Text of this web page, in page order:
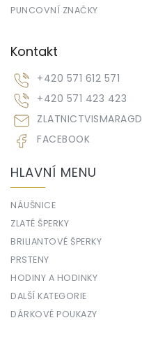
PUNCOVNÍ ZNAČKY
Kontakt
ZLATNICTVISMARAGD
+420 571 612 571
+420 571 423 423
FACEBOOK
HLAVNÍ MENU
NÁUŠNICE
ZLATÉ ŠPERKY
BRILIANTOVÉ ŠPERKY
PRSTENY
HODINY A HODINKY
DALŠÍ KATEGORIE
DÁRKOVÉ POUKAZY